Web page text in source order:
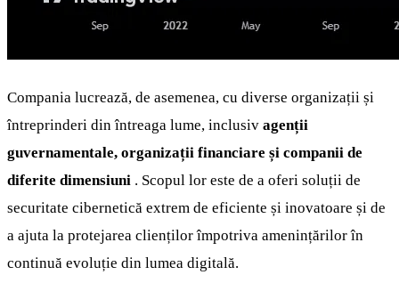
Compania lucrează, de asemenea, cu diverse organizații și
întreprinderi din întreaga lume, inclusiv agenții
guvernamentale, organizații financiare și companii de
diferite dimensiuni . Scopul lor este de a oferi soluții de
securitate cibernetică extrem de eficiente și inovatoare și de
a ajuta la protejarea clienților împotriva amenințărilor în
continuă evoluție din lumea digitală.